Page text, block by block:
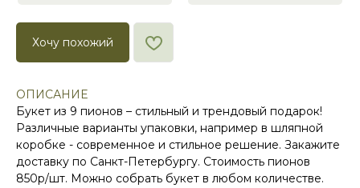
Хочу похожий
ОПИСАНИЕ
Букет из 9 пионов – стильный и трендовый подарок!
Различные варианты упаковки, например в шляпной
коробке - современное и стильное решение. Закажите
доставку по Санкт-Петербургу. Стоимость пионов
850р/шт. Можно собрать букет в любом количестве.